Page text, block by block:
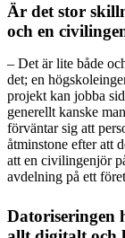
Är det stor
och en
– Det är lite både
det; en
projekt kan jobba
generellt kanske
förväntar sig att
åtminstone efter att
att en civilingenjör
avdelning på ett
Datoriseringen